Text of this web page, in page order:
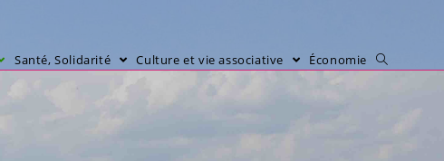
Santé, Solidarité Culture et vie associative Économie